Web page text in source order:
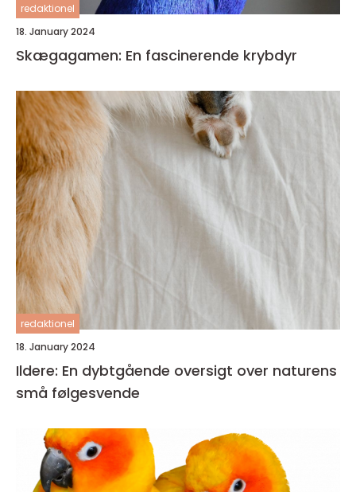
redaktionel
18. January 2024
Skægagamen: En fascinerende krybdyr
redaktionel
18. January 2024
Ildere: En dybtgående oversigt over naturens
små følgesvende